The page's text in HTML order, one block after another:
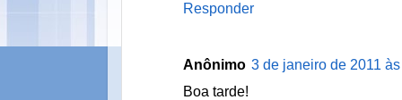
Responder
Anônimo 3 de janeiro de 2011
Boa tarde!